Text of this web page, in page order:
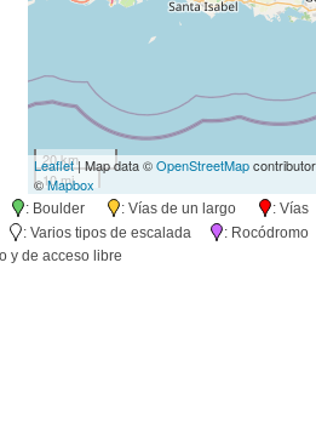
20 km
10 mi
Leaflet| Map data ©OpenStreetMap
©Mapbox
: Boulder : Vías de un largo
: Vías
: Varios tipos de escalada
: Rocódromo
y de acceso libre